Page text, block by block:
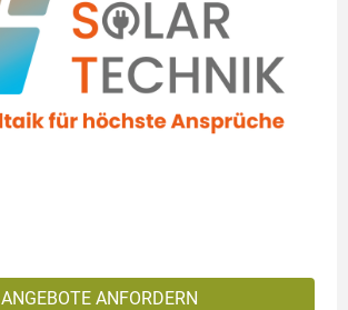
ANGEBOTE ANFORDERN